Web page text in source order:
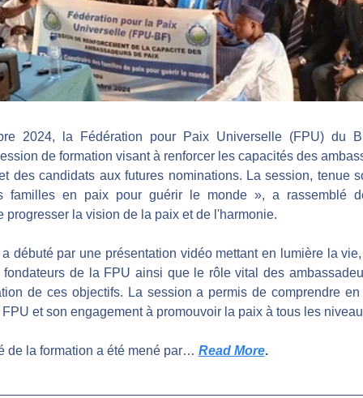
2024, la Fédération pour Paix Universelle (FPU) du
de formation visant à renforcer les capacités des
des candidats aux futures nominations. La session, tenue
familles en paix pour guérir le monde », a rassemblé
progresser la vision de la paix et de l'harmonie.
débuté par une présentation vidéo mettant en lumière la
de la FPU ainsi que le rôle vital des
de ces objectifs. La session a permis de comprendre
et son engagement à promouvoir la paix à tous les
de la formation a été mené par… Read More.